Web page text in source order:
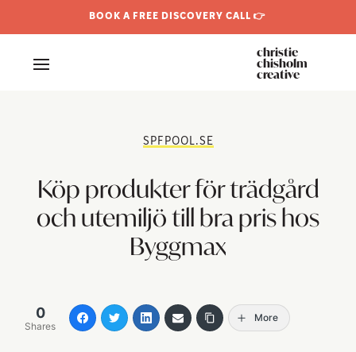
BOOK A FREE DISCOVERY CALL 👉
christie
chisholm
creative
SPFPOOL.SE
Köp produkter för trädgård
och utemiljö till bra pris hos
Byggmax
0
Shares
More